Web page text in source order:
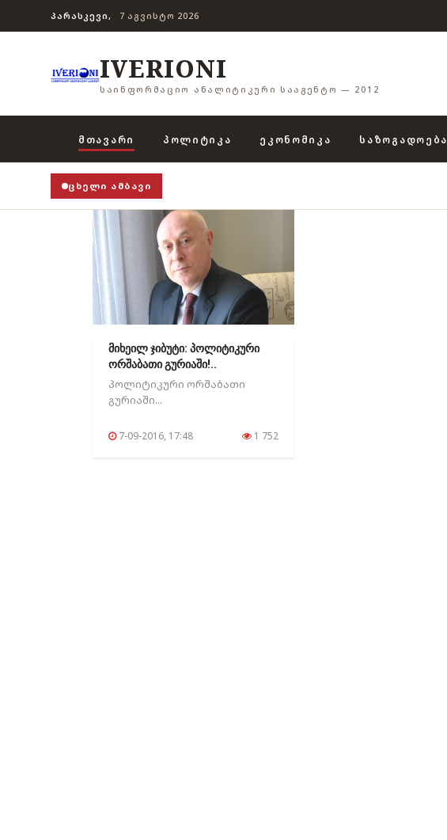
ᲞᲐᲠᲐᲡᲙᲔᲕᲘ, 7 ᲐᲒᲕᲘᲡᲢᲝ 2026
IVERIONI
ᲡᲐᲘᲜᲤᲝᲠᲛᲐᲪᲘᲝ ᲐᲜᲐᲚᲘᲢᲘᲙᲣᲠᲘ ᲡᲐᲐᲒᲔᲜᲢᲝ — 2012
ᲛᲗᲐᲕᲐᲠᲘ ᲞᲝᲚᲘᲢᲘᲙᲐ ᲔᲙᲝᲜᲝᲛᲘᲙᲐ ᲡᲐᲖᲝᲒᲐᲓᲝᲔᲑᲐ
ᲪᲮᲔᲚᲘ ᲐᲛᲑᲐᲕᲘ
მიხეილ ჯიბუტი: პოლიტიკური
ორშაბათი გურიაში!..
პოლიტიკური ორშაბათი
გურიაში...
7-09-2016, 17:48 1 752